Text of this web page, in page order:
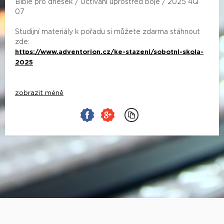
Bible pro dnešek / Uctívání uprostřed boje / 2025 4Q
07
Studijní materiály k pořadu si můžete zdarma stáhnout
zde:
https://www.adventorion.cz/ke-stazeni/sobotni-skola-
2025
zobrazit méně